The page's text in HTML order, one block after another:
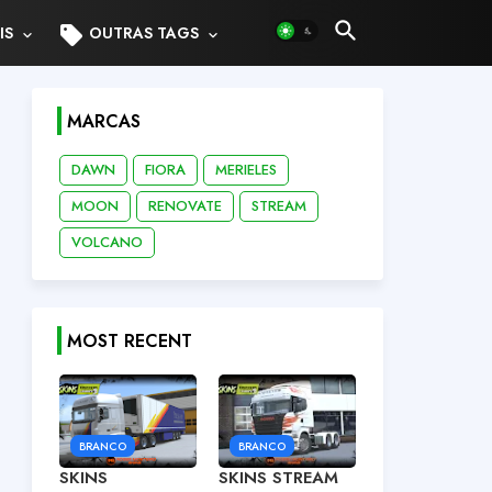
sell OUTRAS TAGS
MARCAS
DAWN FIORA
MERIELES
MOON
RENOVATE
STREAM
VOLCANO
MOST RECENT
BRANCO
SKINS
BRANCO
SKINS STREAM